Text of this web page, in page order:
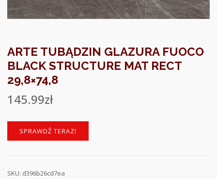
ARTE TUBĄDZIN GLAZURA FUOCO
BLACK STRUCTURE MAT RECT
29,8×74,8
145.99zł
SPRAWDŹ TERAZ!
SKU: d396b26cd7ea